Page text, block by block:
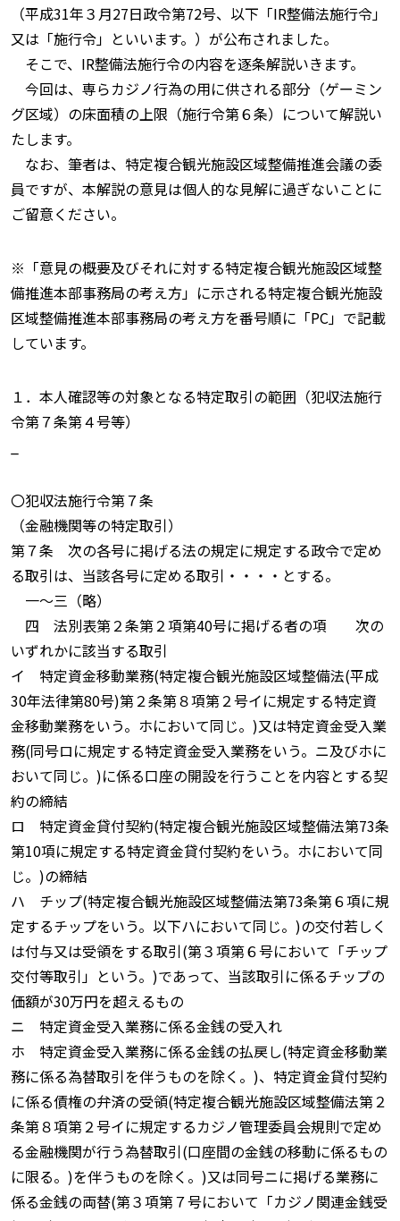
（平成31年３月27日政令第72号、以下「IR整備法施行令」
又は「施行令」といいます。）が公布されました。
そこで、IR整備法施行令の内容を逐条解説いきます。
今回は、専らカジノ行為の用に供される部分（ゲーミン
グ区域）の床面積の上限（施行令第６条）について解説い
たします。
なお、筆者は、特定複合観光施設区域整備推進会議の委
員ですが、本解説の意見は個人的な見解に過ぎないことに
ご留意ください。
※「意見の概要及びそれに対する特定複合観光施設区域整
備推進本部事務局の考え方」に示される特定複合観光施設
区域整備推進本部事務局の考え方を番号順に「PC」で記載
しています。
１．本人確認等の対象となる特定取引の範囲（犯収法施行
令第７条第４号等）
〇犯収法施行令第７条
（金融機関等の特定取引）
第７条 次の各号に掲げる法の規定に規定する政令で定め
る取引は、当該各号に定める取引・・・・とする。
一〜三（略）
四 法別表第２条第２項第40号に掲げる者の項 次の
いずれかに該当する取引
イ 特定資金移動業務(特定複合観光施設区域整備法(平成
30年法律第80号)第２条第８項第２号イに規定する特定資
金移動業務をいう。ホにおいて同じ。)又は特定資金受入業
務(同号ロに規定する特定資金受入業務をいう。ニ及びホに
おいて同じ。)に係る口座の開設を行うことを内容とする契
約の締結
ロ 特定資金貸付契約(特定複合観光施設区域整備法第73条
第10項に規定する特定資金貸付契約をいう。ホにおいて同
じ。)の締結
ハ チップ(特定複合観光施設区域整備法第73条第６項に規
定するチップをいう。以下ハにおいて同じ。)の交付若しく
は付与又は受領をする取引(第３項第６号において「チップ
交付等取引」という。)であって、当該取引に係るチップの
価額が30万円を超えるもの
ニ 特定資金受入業務に係る金銭の受入れ
ホ 特定資金受入業務に係る金銭の払戻し(特定資金移動業
務に係る為替取引を伴うものを除く。)、特定資金貸付契約
に係る債権の弁済の受領(特定複合観光施設区域整備法第２
条第８項第２号イに規定するカジノ管理委員会規則で定め
る金融機関が行う為替取引(口座間の金銭の移動に係るもの
に限る。)を伴うものを除く。)又は同号ニに掲げる業務に
係る金銭の両替(第３項第７号において「カジノ関連金銭受